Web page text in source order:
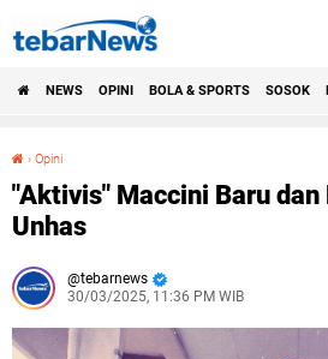
NEWS OPINI BOLA & SPORTS SOSOK
› Opini
"Aktivis" Maccini Baru dan
Unhas
tebarnews
30/03/2025, 11:36 PM WIB